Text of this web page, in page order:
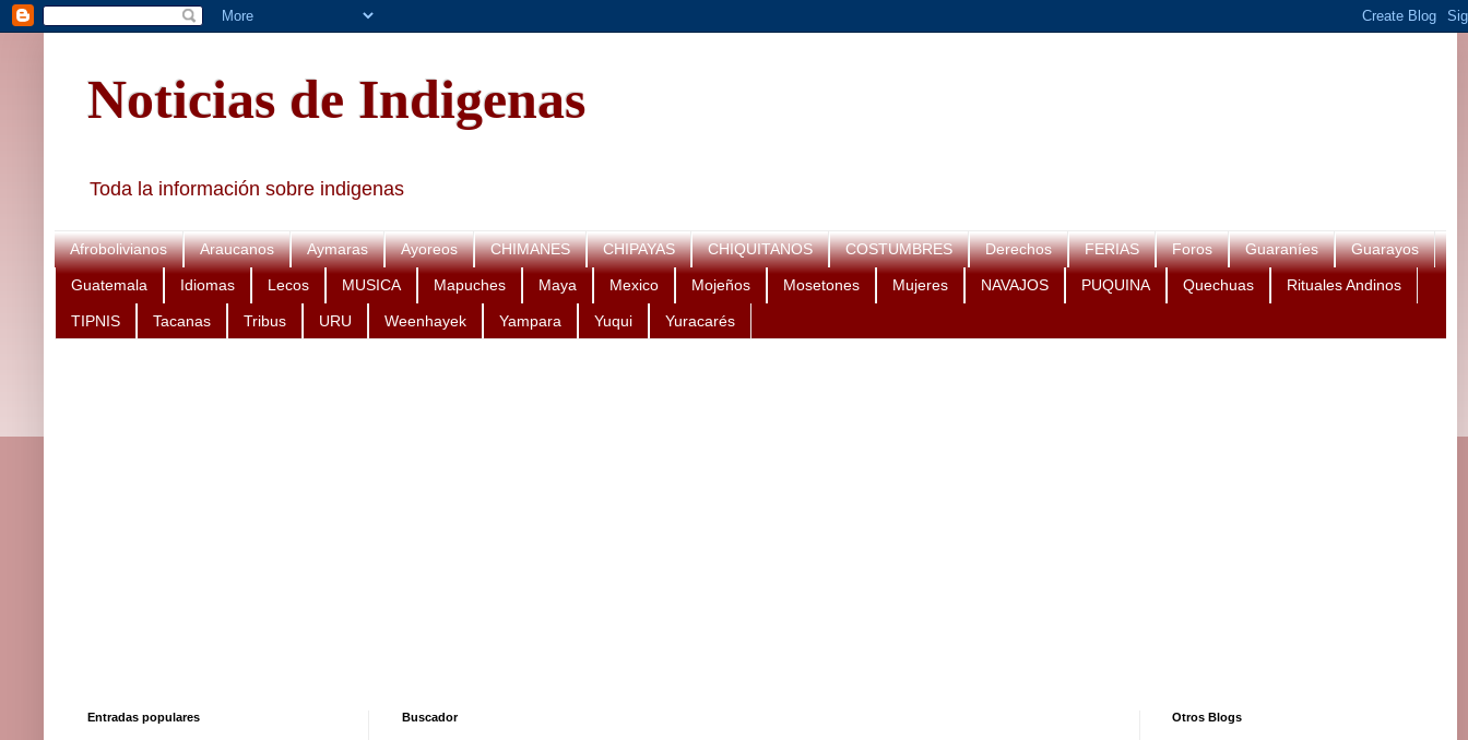
Noticias de Indigenas
Toda la información sobre indigenas
Afrobolivianos Araucanos Aymaras Ayoreos CHIMANES CHIPAYAS CHIQUITANOS COSTUMBRES Derechos FERIAS Foros Guaraníes Guarayos
Guatemala Idiomas Lecos MUSICA Mapuches Maya Mexico Mojeños Mosetones Mujeres NAVAJOS PUQUINA Quechuas Rituales Andinos
TIPNIS Tacanas Tribus URU Weenhayek Yampara Yuqui Yuracarés
Buscador
Entradas populares Otros Blogs